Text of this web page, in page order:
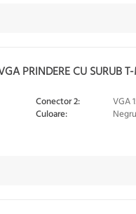
PRINDERE CU SURUB
Conector 2:
VGA
Culoare:
Negru